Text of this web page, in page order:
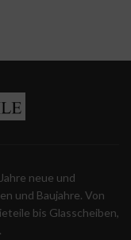
neue und
und Baujahre. Von
bis Glasscheiben,